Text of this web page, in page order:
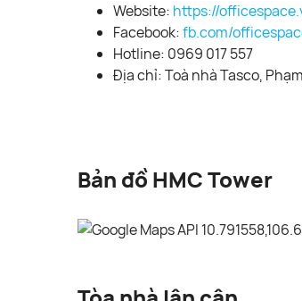
Website: https://
Facebook:fb.com/
Hotline: 0969 017 557
Địa chỉ: Toà nhà Tasco,
Bản đồ HMC Tower